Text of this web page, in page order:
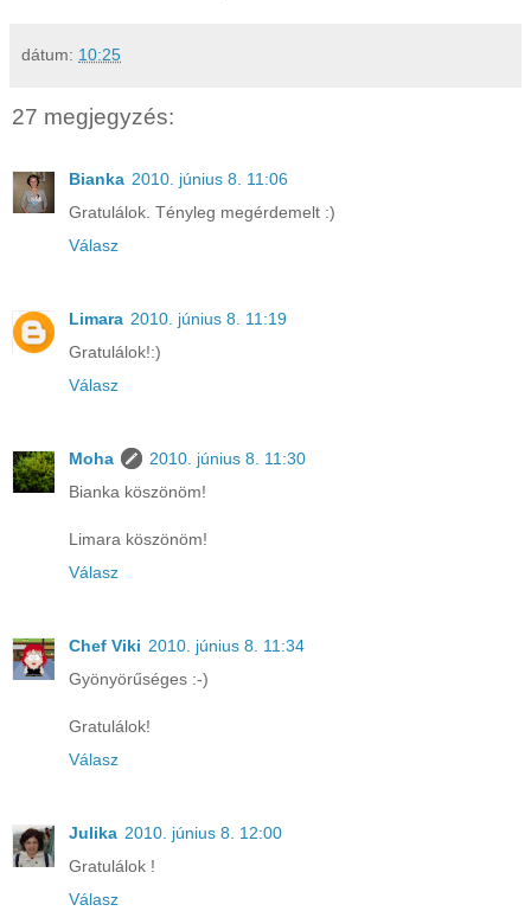
dátum: 10:25
27 megjegyzés:
Bianka 2010. június 8. 11:06
Gratulálok. Tényleg megérdemelt :)
Válasz
Limara 2010. június 8. 11:19
Gratulálok!:)
Válasz
Moha
2010. június 8. 11:30
Bianka köszönöm!
Limara köszönöm!
Válasz
Chef Viki 2010. június 8. 11:34
Gyönyörűséges :-)
Gratulálok!
Válasz
Julika 2010. június 8. 12:00
Gratulálok !
Válasz